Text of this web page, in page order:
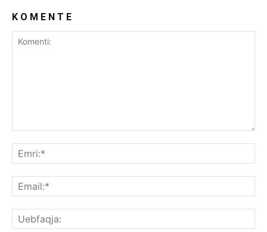
K O M E N T E